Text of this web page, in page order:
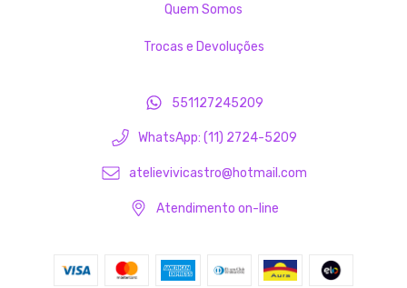
Quem Somos
Trocas e Devoluções
551127245209
WhatsApp: (11) 2724-5209
atelievivicastro@hotmail.com
Atendimento on-line